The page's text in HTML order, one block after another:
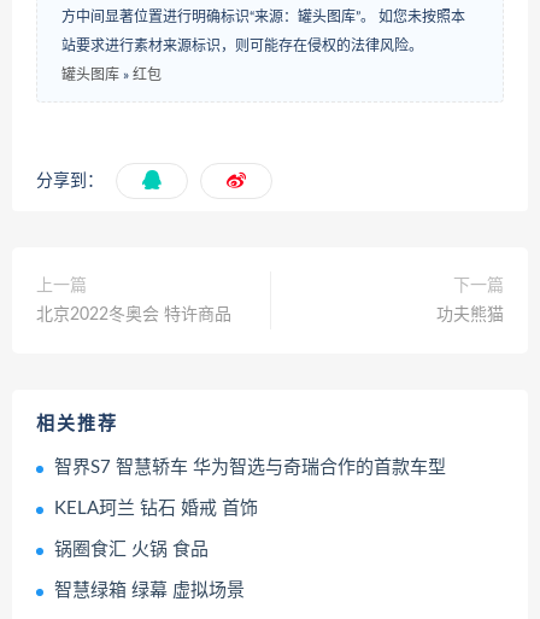
方中间显著位置进行明确标识“来源：罐头图库”。 如您未按照本
站要求进行素材来源标识，则可能存在侵权的法律风险。
罐头图库 » 红包
分享到：
上一篇
北京2022冬奥会 特许商品
下一篇
功夫熊猫
相关推荐
智界S7 智慧轿车 华为智选与奇瑞合作的首款车型
KELA珂兰 钻石 婚戒 首饰
锅圈食汇 火锅 食品
智慧绿箱 绿幕 虚拟场景